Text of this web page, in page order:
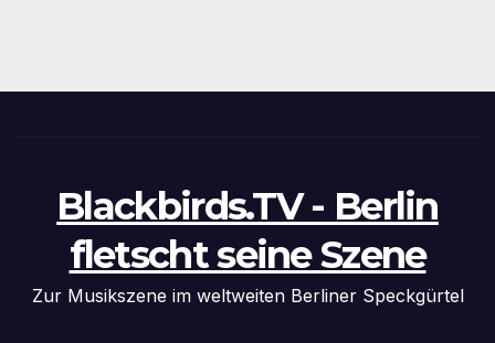
Blackbirds.TV - Berlin
fletscht seine Szene
Zur Musikszene im weltweiten Berliner Speckgürtel